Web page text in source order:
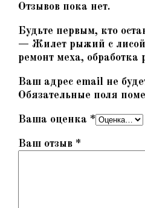
Отзывов пока нет.
Будьте первым, кто
— Жилет рыжий с
ремонт меха, обработка
Ваш адрес email не
Обязательные поля
Ваша оценка *
Ваш отзыв *